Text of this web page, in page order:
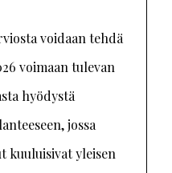
voidaan tehdä
voimaan tulevan
hyödystä
jossa
kuuluisivat yleisen